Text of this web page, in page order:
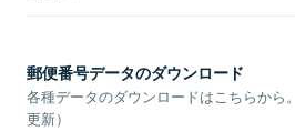
郵便番号データのダウンロード
各種データのダウンロードはこちらから
更新）